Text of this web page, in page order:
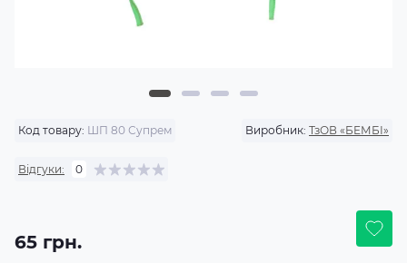
Код товару: ШП 80 Супрем Виробник: ТзОВ «БЕМБІ»
Відгуки: 0
65 грн.